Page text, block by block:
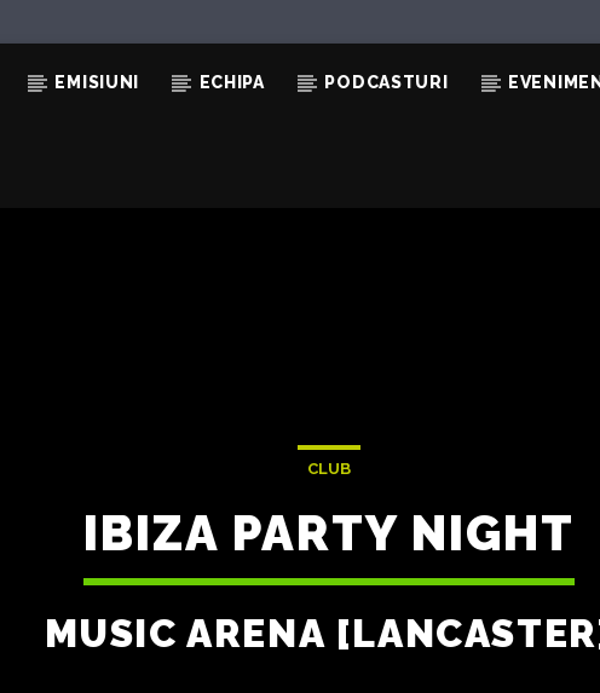
EMISIUNI ECHIPA PODCASTURI
CLUB
IBIZA PARTY NIGHT
MUSIC ARENA